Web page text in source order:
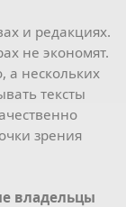
и редакциях.
не экономят.
а нескольких
тексты
зрения
владельцы